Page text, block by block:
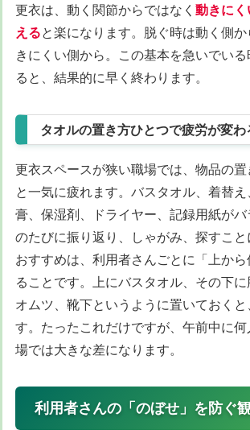
更衣は、動く関節からではなく 動きに
えると楽になります。脱ぐ時は動く側
きにくい側から。この基本を急いでい
ると、結果的に早く終わります。
タオルの置き方ひとつで疲労が変わ
更衣スペースが狭い職場では、物品の
と一気に疲れます。バスタオル、着替
膏、保湿剤、ドライヤー、記録用紙が
のたびに振り返り、しゃがみ、探すこと
おすすめは、利用者さんごとに「上か
ることです。上にバスタオル、その下に
オムツ、靴下というように置いておくと
す。たったこれだけですが、午前中に
場では大きな差になります。
利用者さんの「のぼせ」を防ぐ